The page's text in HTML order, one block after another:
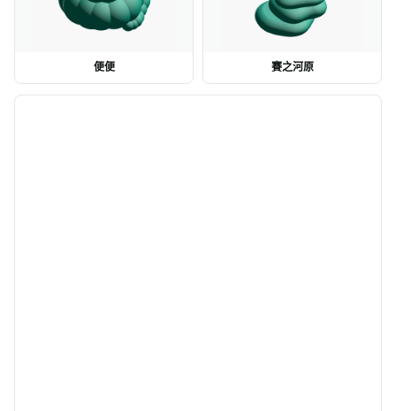
便便 賽之河原